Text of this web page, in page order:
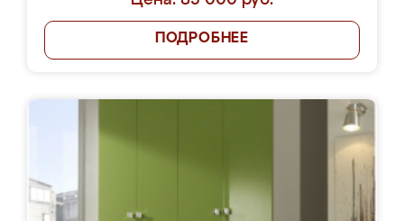
ПОДРОБНЕЕ